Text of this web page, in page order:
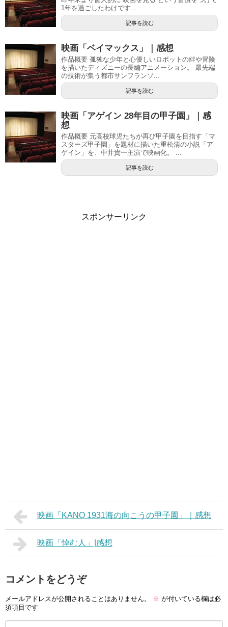
1年を過ごしたわけです...
記事を読む
映画「ベイマックス」｜感想
作品概要 孤独な少年と心優しいロボットの絆や冒険
を描いたディズニーの長編アニメーション。 最先端
の技術が集う都市サンフランソ...
記事を読む
映画「アゲイン 28年目の甲子園」｜感
想
作品概要 元高校球児たちが再び甲子園を目指す「マ
スターズ甲子園」を題材に描いた重松清の小説「ア
ゲイン」を、中井貴一主演で映画化。 ...
記事を読む
スポンサーリンク
映画「KANO 1931海の向こうの甲子園」｜感想
映画「悼む人」|感想
コメントをどうぞ
メールアドレスが公開されることはありません。 ※ が付いている欄は必
須項目です